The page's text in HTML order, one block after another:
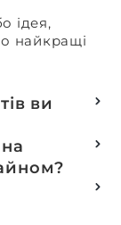
ідея,
найкращі
ви
колекцій
підбір